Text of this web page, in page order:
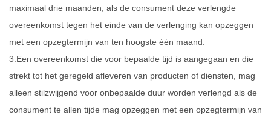
maximaal drie maanden, als de consument deze verlengde
overeenkomst tegen het einde van de verlenging kan opzeggen
met een opzegtermijn van ten hoogste één maand.
3.Een overeenkomst die voor bepaalde tijd is aangegaan en die
strekt tot het geregeld afleveren van producten of diensten, mag
alleen stilzwijgend voor onbepaalde duur worden verlengd als de
consument te allen tijde mag opzeggen met een opzegtermijn van